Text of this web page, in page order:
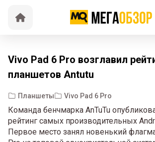
Vivo Pad 6 Pro возглавил
планшетов Antutu
Планшеты Vivo Pad 6 Pro
Команда бенчмарка AnTuTu
рейтинг самых производительных
Первое место занял новенький